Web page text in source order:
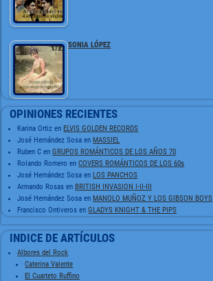
SONIA LÓPEZ
OPINIONES RECIENTES
Karina Ortiz enELVIS GOLDEN RECORDS
José Hernández Sosa enMASSIEL
Ruben C enGRUPOS ROMÁNTICOS DE LOS AÑOS 70
Rolando Romero enCOVERS ROMÁNTICOS DE LOS 60s
José Hernández Sosa enLOS PANCHOS
Armando Rosas enBRITISH INVASION I-II-III
José Hernández Sosa enMANOLO MUÑOZ Y LOS GIBSON BOYS
Francisco Ontiveros enGLADYS KNIGHT & THE PIPS
INDICE DE ARTÍCULOS
Albores del Rock
Caterina Valente
El Cuarteto Ruffino